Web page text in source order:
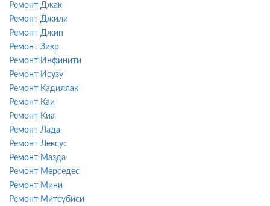
Ремонт Джак
Ремонт Джили
Ремонт Джип
Ремонт Зикр
Ремонт Инфинити
Ремонт Исузу
Ремонт Кадиллак
Ремонт Каи
Ремонт Киа
Ремонт Лада
Ремонт Лексус
Ремонт Мазда
Ремонт Мерседес
Ремонт Мини
Ремонт Митсубиси